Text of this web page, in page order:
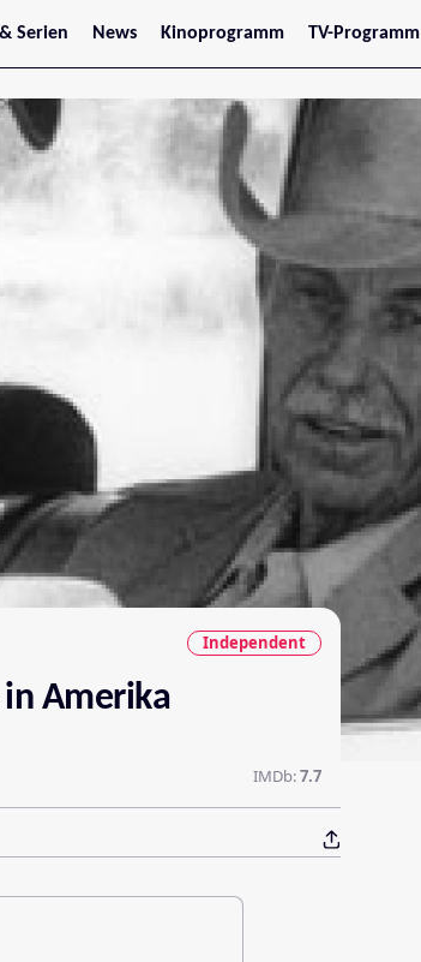
Serien News
Stars
Kinoprogramm
Jetzt im Kino
Wien
Niederösterreich
Oberösterreich
Steiermark
Burgenland
TV-Programm
Independent
in Amerika
IMDb:7.7